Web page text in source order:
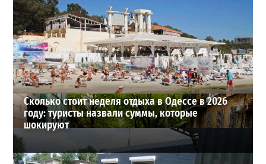
Неприятный сюрприз для водителей Одессы: на АЗС
снова взлетели цены
2
28-07-2026 в 06:47
ВИБОР РЕДАКЦИИ
Сколько стоит неделя отдыха в Одессе в 2026
году: туристы назвали суммы, которые
шокируют